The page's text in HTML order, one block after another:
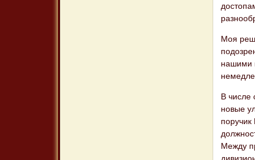
Моя
нашими
В числе
новые
Между